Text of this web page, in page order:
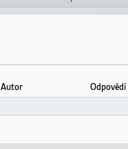
Autor
Odpovědí